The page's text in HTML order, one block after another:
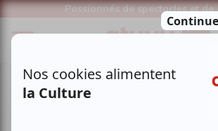
Passionnés de spectacles et de